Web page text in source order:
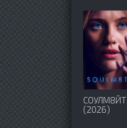
СОУЛМ8ЙТ
(2026)